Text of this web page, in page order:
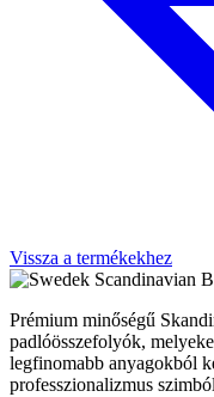
Vissza a termékekhez
Scandinavian
Prémium minőségű
padlóösszefolyók,
legfinomabb anyagokból
professzionalizmus